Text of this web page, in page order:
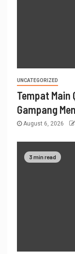
UNCATEGORIZED
Tempat Main
Gampang
August 6, 2026
3 min read